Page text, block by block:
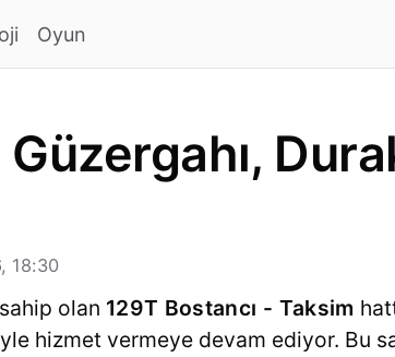
Oyun
18:30
olan 129T Bostancı - Taksim
hizmet vermeye devam ediyor. Bu